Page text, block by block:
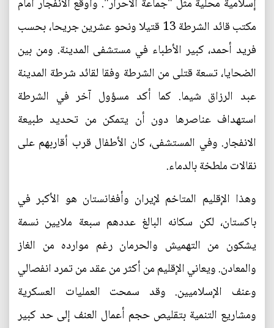
مكتب قائد الشرطة 13 قتيلا ونحو عشرين جريحا، بحسب
فريد أحمد، كبير الأطباء في مستشفى المدينة. ومن بين
الضحايا، تسعة قتلى من الشرطة وفقا لقائد شرطة المدينة
عبد الرزاق شيما. كما أكد مسؤول آخر في الشرطة
استهداف عناصرها دون أن يتمكن من تحديد طبيعة
الانفجار. وفي المستشفى، كان الأطفال قرب أقاربهم على
نقالات ملطخة بالدماء.
وهذا الإقليم المتاخم لإيران وأفغانستان هو الأكبر في
باكستان، لكن سكانه البالغ عددهم سبعة ملايين نسمة
يشكون من التهميش والحرمان رغم موارده من الغاز
والمعادن. ويعاني الإقليم من أكثر من عقد من تمرد انفصالي
وعنف الإسلاميين. وقد سمحت العمليات العسكرية
ومشاريع التنمية بتقليص حجم أعمال العنف إلى حد كبير